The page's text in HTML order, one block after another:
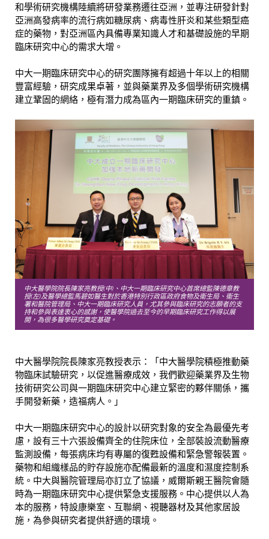
和學術研究機構陸續將研發業務遷往亞洲，並專注研發針對
亞洲高發病率的流行病如糖尿病、病毒性肝炎和某些類型癌
症的藥物，對亞洲區內具備專業知識人才和基礎設施的早期
臨床研究中心的需求大增。
中大一期臨床研究中心的研究團隊擁有超過十年以上的相關
豐富經驗，研究成果卓著，並與藥業界及多個學術研究機構
建立鞏固的網絡，極有潛力成為區內一期臨床研究的重鎮。
中大醫學院院長陳家亮教授(中)、中大一期臨床研究中心首席總監陳德章教
授(左)及醫學總監馬碧如醫生對於香港特別行政區政府食物及衞生局、衞生
署和醫院管理局、中大一期臨床研究人員，尤其參與臨床研究的志願者的支
持和參與表達衷心的感謝，使醫學院過去至今的早期臨床研究工作得以展
開，為很多醫學研究奠定基礎。
中大醫學院院長陳家亮教授表示：「中大醫學院積極推動藥
物臨床試驗研究，以促進醫療成效，我們歡迎藥業界及生物
技術研究公司與一期臨床研究中心建立緊密的夥伴關係，攜
手開發新藥，造福病人。」
中大一期臨床研究中心的設計以研究對象的安全為最優先考
慮，設有三十六張設備齊全的住院床位，全部裝設流動醫療
監測設備，每張病床均有專屬的復甦設備和緊急警報裝置。
藥物和組織樣品的貯存設施亦配備最新的溫度和濕度控制系
統。中大與醫院管理局亦訂立了協議，威爾斯親王醫院會隨
時為一期臨床研究中心提供緊急支援服務。中心提供以人為
本的服務，特設康樂室、互聯網、視聽器材及其他家居設
施，為參與研究者提供舒適的環境。